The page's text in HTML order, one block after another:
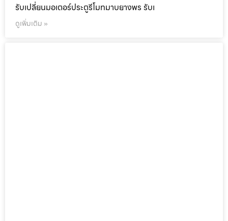
รับเปลี่ยนมอเตอร์ประตูรีโมทมาบยางพร รับเ
ดูเพิ่มเติม »